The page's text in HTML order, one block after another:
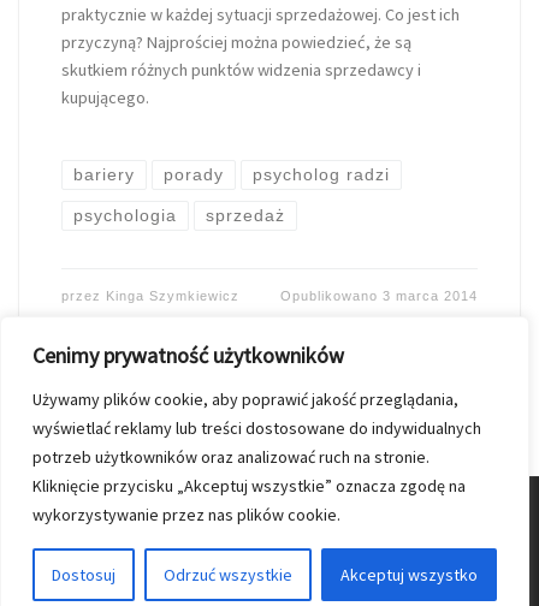
Cenimy prywatność użytkowników
Używamy plików cookie, aby poprawić jakość przeglądania,
wyświetlać reklamy lub treści dostosowane do indywidualnych
potrzeb użytkowników oraz analizować ruch na stronie.
Kliknięcie przycisku „Akceptuj wszystkie” oznacza zgodę na
wykorzystywanie przez nas plików cookie.
Dostosuj Odrzuć wszystkie Akceptuj wszystko
praktycznie w każdej sytuacji sprzedażowej. Co jest ich
przyczyną? Najprościej można powiedzieć, że są
skutkiem różnych punktów widzenia sprzedawcy i
kupującego.
bariery porady psycholog radzi
psychologia sprzedaż
przez Kinga Szymkiewicz Opublikowano3 marca 2014
© 2026 Nasz Kolporter – Wszelkie prawa zastrzezone